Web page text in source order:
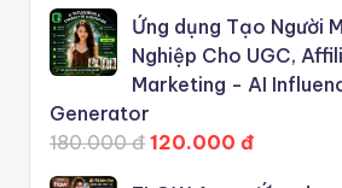
Ứng dụng Tạo Người
Nghiệp Cho UGC,
Marketing - AI
Generator
180.000 đ 120.000 đ